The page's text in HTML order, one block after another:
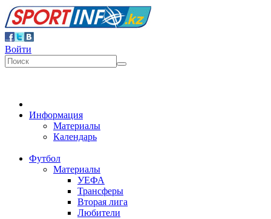
Войти
Информация
Материалы
Календарь
Футбол
Материалы
УЕФА
Трансферы
Вторая лига
Любители